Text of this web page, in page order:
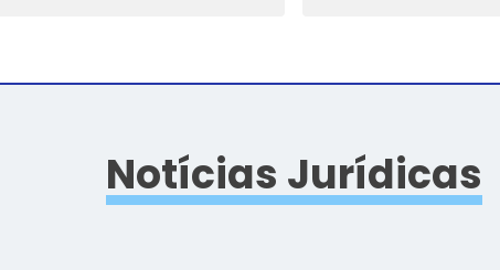
Notícias Jurídicas